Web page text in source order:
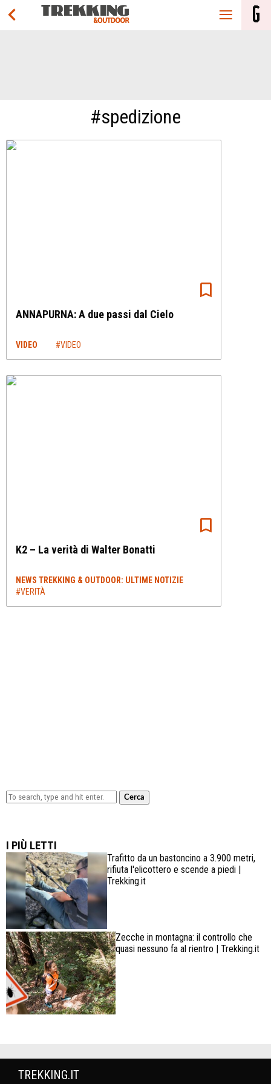
#spedizione
ANNAPURNA: A due passi dal Cielo
VIDEO #VIDEO
K2 – La verità di Walter Bonatti
NEWS TREKKING & OUTDOOR: ULTIME NOTIZIE
#VERITÀ
Cerca
I PIÙ LETTI
Trafitto da un bastoncino a 3.900 metri,
rifiuta l'elicottero e scende a piedi |
Trekking.it
Zecche in montagna: il controllo che
quasi nessuno fa al rientro | Trekking.it
TREKKING.IT